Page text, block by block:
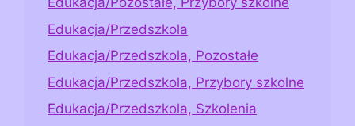
Edukacja/Przedszkola
Edukacja/Przedszkola, Pozostałe
Edukacja/Przedszkola, Przybory szkolne
Edukacja/Przedszkola, Szkolenia